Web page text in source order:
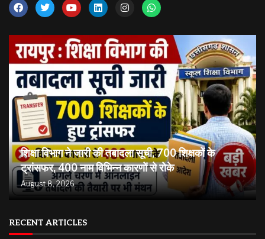
शिक्षा विभाग ने जारी की तबादला सूची, 700 शिक्षकों के
ट्रांसफर, 400 नाम विभिन्न कारणों से रोके
August 8, 2026
RECENT ARTICLES